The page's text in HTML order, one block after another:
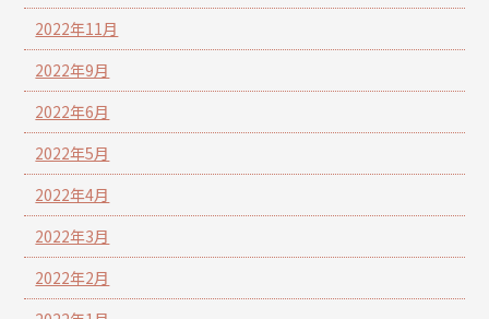
2022年11月
2022年9月
2022年6月
2022年5月
2022年4月
2022年3月
2022年2月